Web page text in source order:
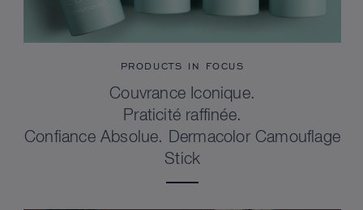
PRODUCTS IN FOCUS
Couvrance Iconique.
Praticité raffinée.
Confiance Absolue. Dermacolor Camouflage
Stick